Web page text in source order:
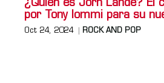
¿Quién es Jorn Lande? El
por Tony Iommi para su
Oct 24, 2024 ROCK AND POP